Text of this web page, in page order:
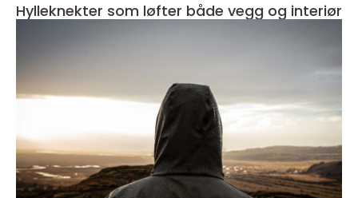
Hylleknekter som løfter både vegg og interiør